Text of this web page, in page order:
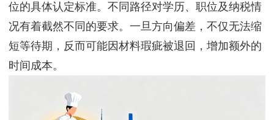
新
闻
资
讯
联
位的具体认定标准。不同路径对学历、职位及纳税情
况有着截然不同的要求。一旦方向偏差，不仅无法缩
短等待期，反而可能因材料瑕疵被退回，增加额外的
时间成本。